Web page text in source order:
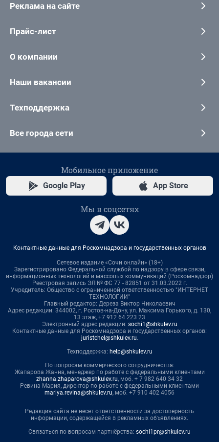
Реклама на сайте
Прайс-лист
О компании
Наши вакансии
Техподдержка
Все города сети
Мобильное приложение
Google Play App Store
Мы в соцсетях
Контактные данные для Роскомнадзора и государственных органов
Сетевое издание «Сочи онлайн» (18+)
Зарегистрировано Федеральной службой по надзору в сфере связи,
информационных технологий и массовых коммуникаций (Роскомнадзор)
Реестровая запись ЭЛ № ФС 77 - 82851 от 31.03.2022 г.
Учредитель: Общество с ограниченной ответственностью "ИНТЕРНЕТ
ТЕХНОЛОГИИ"
Главный редактор: Дереза Виктор Николаевич
Адрес редакции: 344002, г. Ростов-на-Дону, ул. Максима Горького, д. 130,
13 этаж, +7 912 64 223 23
Электронный адрес редакции: sochi1@shkulev.ru
Контактные данные для Роскомнадзора и государственных органов:
juristchel@shkulev.ru.
Техподдержка: help@shkulev.ru
По вопросам коммерческого сотрудничества:
Жапарова Жанна, менеджер по работе с федеральными клиентами
zhanna.zhaparova@shkulev.ru, моб. + 7 982 640 34 32
Ревина Мария, директор по работе с федеральными клиентами
mariya.revina@shkulev.ru, моб. +7 910 402 4056
Редакция сайта не несет ответственности за достоверность
информации, содержащейся в рекламных объявлениях.
Связаться по вопросам партнёрства: sochi1pr@shkulev.ru